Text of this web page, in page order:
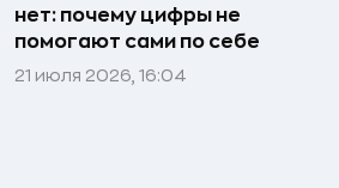
нет: почему цифры не
помогают сами по себе
21 июля 2026, 16:04